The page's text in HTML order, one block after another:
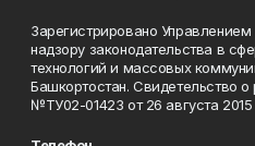
Зарегистрировано
надзору законодательства в
технологий и массовых
Башкортостан. Свидетельство
№ТУ02-01423 от 26 августа 2015